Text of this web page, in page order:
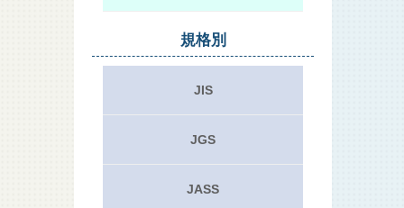
規格別
JIS
JGS
JASS